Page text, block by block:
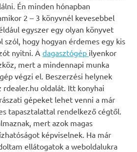
Én minden hónapban
2 – 3 könyvnél kevesebbel
egyszer egy olyan könyvet
szól, hogy hogyan érdemes egy kis
nyitni. A dagasztógép ilyenkor
mert a mindennapi munka
végzi el. Beszerzési helynek
rdealer.hu oldalát. Itt konyhai
gépeket lehet venni a már
tapasztalattal rendelkező cégtől.
mert azok magas
képviselnek. Ha már
ellátogatok a weboldalukra